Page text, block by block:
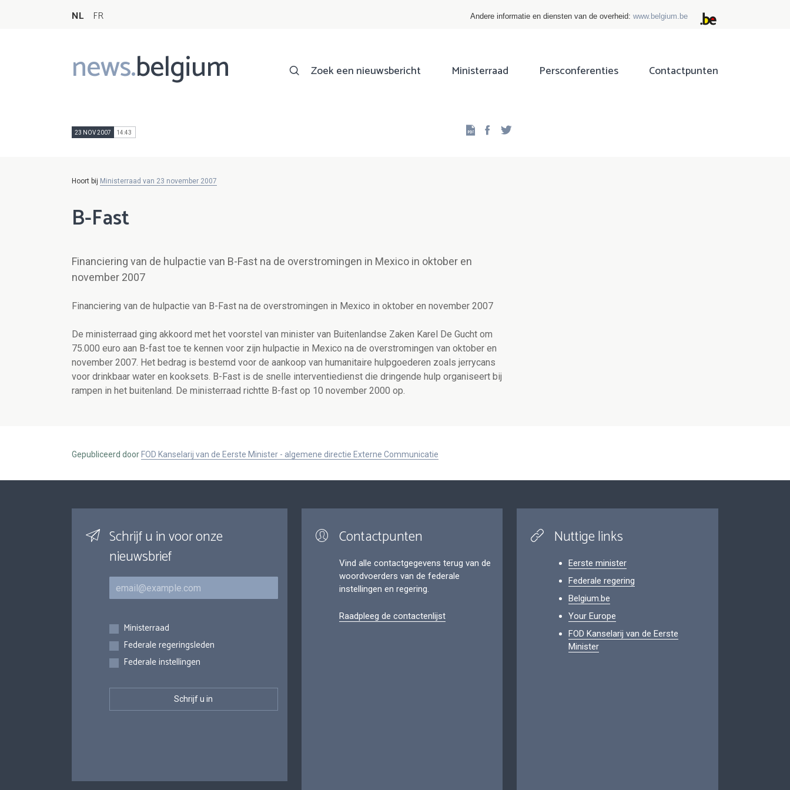
NL FR Andere informatie en diensten van de overheid: www.belgium.be
news.belgium
Main
navigation
Zoek een nieuwsbericht Ministerraad Persconferenties Contactpunten
23 NOV 2007 14:43 Facebook
Hoort bij Ministerraad van 23 november 2007
B-Fast
Financiering van de hulpactie van B-Fast na de overstromingen in Mexico in oktober en
november 2007
Financiering van de hulpactie van B-Fast na de overstromingen in Mexico in oktober en november 2007
De ministerraad ging akkoord met het voorstel van minister van Buitenlandse Zaken Karel De Gucht om
75.000 euro aan B-fast toe te kennen voor zijn hulpactie in Mexico na de overstromingen van oktober en
november 2007. Het bedrag is bestemd voor de aankoop van humanitaire hulpgoederen zoals jerrycans
voor drinkbaar water en kooksets. B-Fast is de snelle interventiedienst die dringende hulp organiseert bij
rampen in het buitenland. De ministerraad richtte B-fast op 10 november 2000 op.
Gepubliceerd door FOD Kanselarij van de Eerste Minister - algemene directie Externe Communicatie
Schrijf u in voor onze
nieuwsbrief
E-mail
Inschrijvingen
Ministerraad
Federale regeringsleden
Federale instellingen
Contactpunten
Vind alle contactgegevens terug van de
woordvoerders van de federale
instellingen en regering.
Raadpleeg de contactenlijst
Nuttige links
Eerste minister
Federale regering
Belgium.be
Your Europe
FOD Kanselarij van de Eerste
Minister